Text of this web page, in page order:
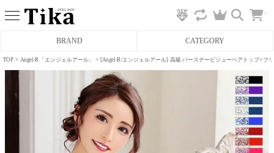
BRAND CATEGORY
タイトミニドレス
フレアミニドレス
へ
TOP Angel-R「エンジェルアール」 [Angel-R/エンジェルアール] 高級 バースデービジューベアトップ×フ